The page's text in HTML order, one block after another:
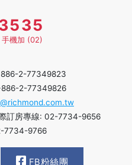
手機加 (02)
2-77349823
2-77349826
訂房專線: 02-7734-9656
7734-9766
FB粉絲團